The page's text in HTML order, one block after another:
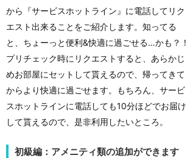
から『サービスホットライン』に電話してリク
エスト出来ることをご紹介します。知ってる
と、ちょーっと便利&快適に過ごせる…かも？！
プリチェック時にリクエストすると、あらかじ
めお部屋にセットして貰えるので、帰ってきて
からより快適に過ごせます。もちろん、サービ
スホットラインに電話しても10分ほどでお届け
して貰えるので、是非利用したいところ。
初級編：アメニティ類の追加ができます